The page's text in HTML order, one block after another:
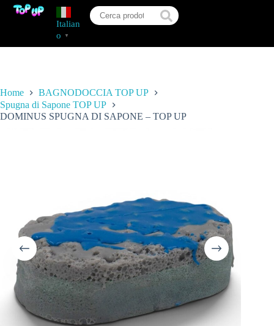
Italian
o
▼
Home
BAGNODOCCIA TOP UP
Spugna di Sapone TOP UP
DOMINUS SPUGNA DI SAPONE – TOP UP